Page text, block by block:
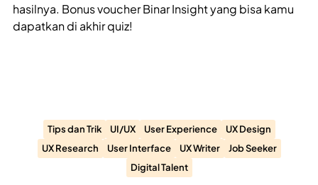
hasilnya. Bonus voucher Binar Insight yang bisa kamu
dapatkan di akhir quiz!
Tips dan Trik UI/UX User Experience
UX Design
UX Research
User Interface UX Writer
Job Seeker
Digital Talent